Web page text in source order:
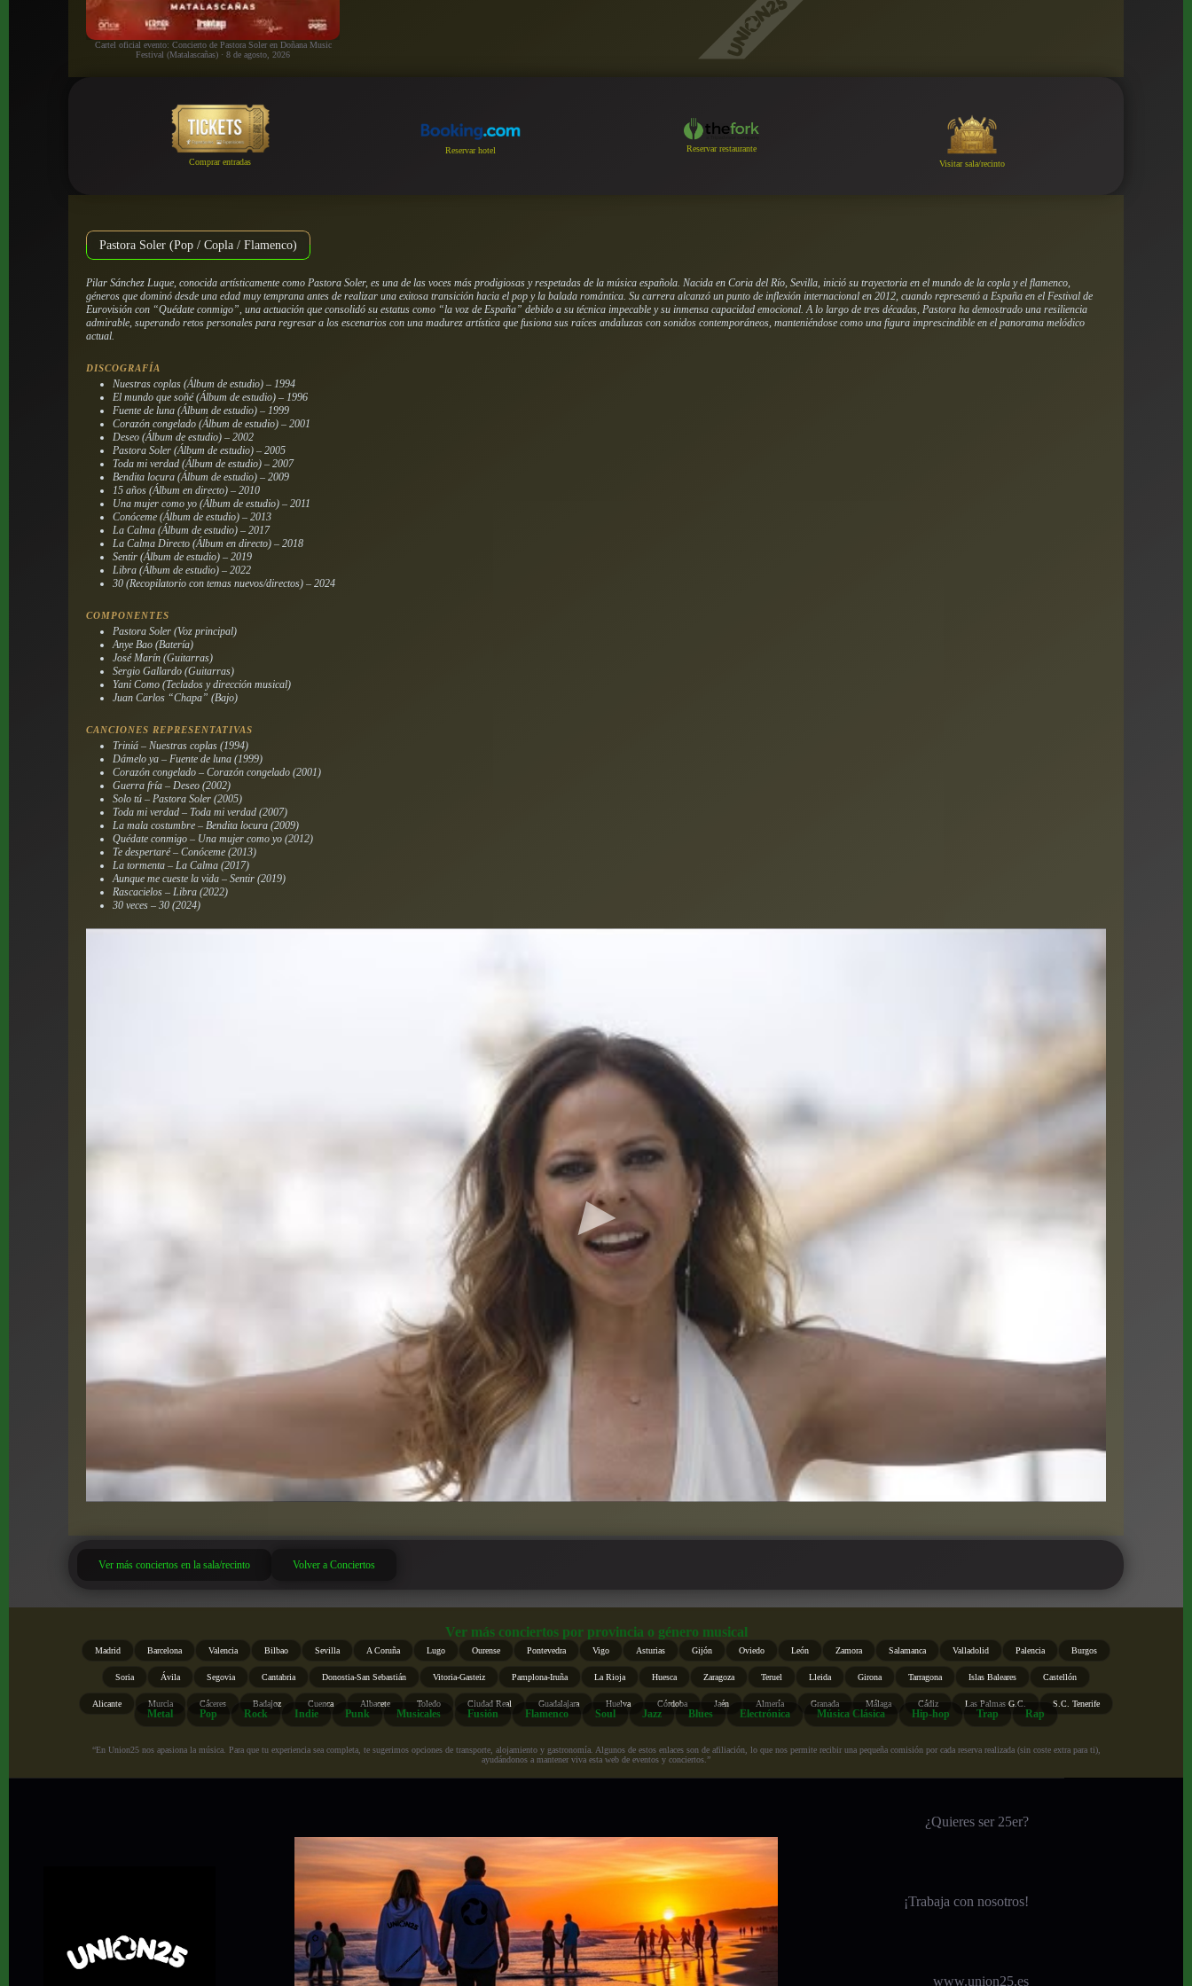
Cartel oficial evento: Concierto de Pastora Soler en Doñana Music
Festival (Matalascañas) · 8 de agosto, 2026
Comprar entradas
Reservar hotel
Reservar restaurante
Visitar sala/recinto
Pastora Soler (Pop / Copla / Flamenco)
Pilar Sánchez Luque, conocida artísticamente como Pastora Soler, es una de las voces más prodigiosas y respetadas de la música española. Nacida en Coria del Río, Sevilla, inició su trayectoria en el mundo de la copla y el flamenco,
géneros que dominó desde una edad muy temprana antes de realizar una exitosa transición hacia el pop y la balada romántica. Su carrera alcanzó un punto de inflexión internacional en 2012, cuando representó a España en el Festival de
Eurovisión con “Quédate conmigo”, una actuación que consolidó su estatus como “la voz de España” debido a su técnica impecable y su inmensa capacidad emocional. A lo largo de tres décadas, Pastora ha demostrado una resiliencia
admirable, superando retos personales para regresar a los escenarios con una madurez artística que fusiona sus raíces andaluzas con sonidos contemporáneos, manteniéndose como una figura imprescindible en el panorama melódico
actual.
DISCOGRAFÍA
Nuestras coplas (Álbum de estudio) – 1994
El mundo que soñé (Álbum de estudio) – 1996
Fuente de luna (Álbum de estudio) – 1999
Corazón congelado (Álbum de estudio) – 2001
Deseo (Álbum de estudio) – 2002
Pastora Soler (Álbum de estudio) – 2005
Toda mi verdad (Álbum de estudio) – 2007
Bendita locura (Álbum de estudio) – 2009
15 años (Álbum en directo) – 2010
Una mujer como yo (Álbum de estudio) – 2011
Conóceme (Álbum de estudio) – 2013
La Calma (Álbum de estudio) – 2017
La Calma Directo (Álbum en directo) – 2018
Sentir (Álbum de estudio) – 2019
Libra (Álbum de estudio) – 2022
30 (Recopilatorio con temas nuevos/directos) – 2024
COMPONENTES
Pastora Soler (Voz principal)
Anye Bao (Batería)
José Marín (Guitarras)
Sergio Gallardo (Guitarras)
Yani Como (Teclados y dirección musical)
Juan Carlos “Chapa” (Bajo)
CANCIONES REPRESENTATIVAS
Triniá – Nuestras coplas (1994)
Dámelo ya – Fuente de luna (1999)
Corazón congelado – Corazón congelado (2001)
Guerra fría – Deseo (2002)
Solo tú – Pastora Soler (2005)
Toda mi verdad – Toda mi verdad (2007)
La mala costumbre – Bendita locura (2009)
Quédate conmigo – Una mujer como yo (2012)
Te despertaré – Conóceme (2013)
La tormenta – La Calma (2017)
Aunque me cueste la vida – Sentir (2019)
Rascacielos – Libra (2022)
30 veces – 30 (2024)
Ver más conciertos en la sala/recinto Volver a Conciertos
Ver más conciertos por provincia o género musical
Madrid Barcelona Valencia Bilbao Sevilla A Coruña Lugo Ourense Pontevedra Vigo Asturias Gijón Oviedo León Zamora Salamanca Valladolid Palencia Burgos
Soria Ávila Segovia Cantabria Donostia-San Sebastián Vitoria-Gasteiz Pamplona-Iruña La Rioja Huesca Zaragoza Teruel Lleida Girona Tarragona Islas Baleares Castellón
Alicante Murcia Cáceres Badajoz Cuenca Albacete Toledo Ciudad Real Guadalajara Huelva Córdoba Jaén Almería Granada Málaga Cádiz Las Palmas G.C. S.C. Tenerife
Metal Pop Rock Indie Punk Musicales Fusión Flamenco Soul Jazz Blues Electrónica Música Clásica Hip-hop Trap Rap
“En Union25 nos apasiona la música. Para que tu experiencia sea completa, te sugerimos opciones de transporte, alojamiento y gastronomía. Algunos de estos enlaces son de afiliación, lo que nos permite recibir una pequeña comisión por cada reserva realizada (sin coste extra para ti),
ayudándonos a mantener viva esta web de eventos y conciertos.”
¿Quieres ser 25er?
¡Trabaja con nosotros!
www.union25.es